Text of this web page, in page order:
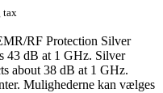
tax
RF Protection Silver
43 dB at 1 GHz. Silver
about 38 dB at 1 GHz.
Mulighederne kan vælges